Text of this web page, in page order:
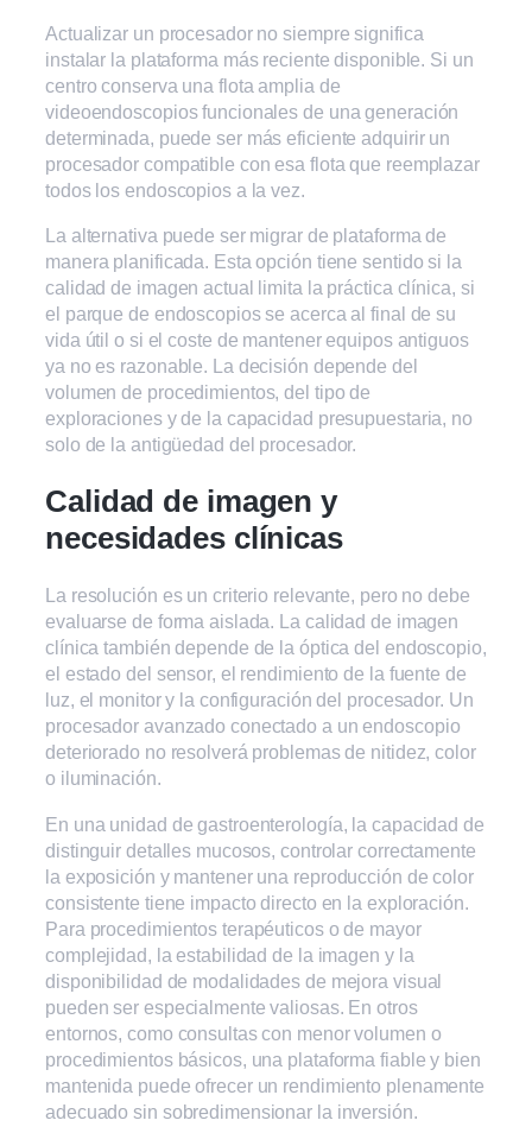
Actualizar un procesador no siempre significa
instalar la plataforma más reciente disponible. Si un
centro conserva una flota amplia de
videoendoscopios funcionales de una generación
determinada, puede ser más eficiente adquirir un
procesador compatible con esa flota que reemplazar
todos los endoscopios a la vez.
La alternativa puede ser migrar de plataforma de
manera planificada. Esta opción tiene sentido si la
calidad de imagen actual limita la práctica clínica, si
el parque de endoscopios se acerca al final de su
vida útil o si el coste de mantener equipos antiguos
ya no es razonable. La decisión depende del
volumen de procedimientos, del tipo de
exploraciones y de la capacidad presupuestaria, no
solo de la antigüedad del procesador.
Calidad de imagen y
necesidades clínicas
La resolución es un criterio relevante, pero no debe
evaluarse de forma aislada. La calidad de imagen
clínica también depende de la óptica del endoscopio,
el estado del sensor, el rendimiento de la fuente de
luz, el monitor y la configuración del procesador. Un
procesador avanzado conectado a un endoscopio
deteriorado no resolverá problemas de nitidez, color
o iluminación.
En una unidad de gastroenterología, la capacidad de
distinguir detalles mucosos, controlar correctamente
la exposición y mantener una reproducción de color
consistente tiene impacto directo en la exploración.
Para procedimientos terapéuticos o de mayor
complejidad, la estabilidad de la imagen y la
disponibilidad de modalidades de mejora visual
pueden ser especialmente valiosas. En otros
entornos, como consultas con menor volumen o
procedimientos básicos, una plataforma fiable y bien
mantenida puede ofrecer un rendimiento plenamente
adecuado sin sobredimensionar la inversión.